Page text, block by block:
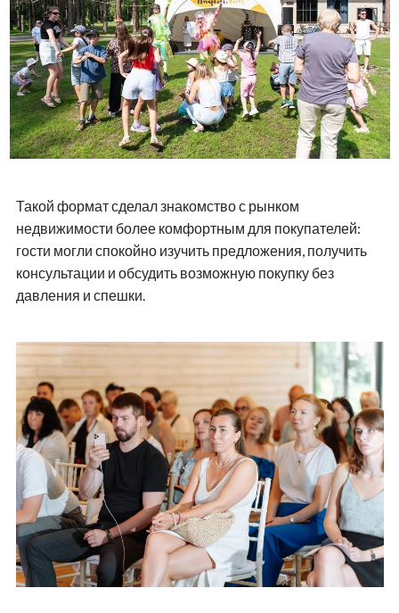
кукольный спектакль пройдут
в «Мира Парке» в августе
Поделиться
Фото ООО «Мира Велнес» / опубликовано СИБ.ФМ
ПОДПИШИТЕСЬ НА TELEGRAM-КАНАЛ
22 августа с 10:00 до 21:00 загородный парк
отдыха «Мира Парк» приглашает на новый
тематический гастро-день «Яблоко от
яблоньки».